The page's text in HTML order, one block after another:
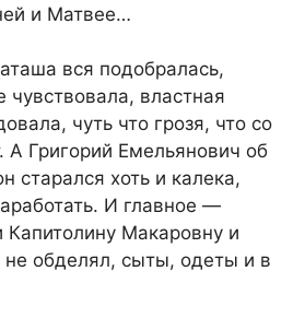
и Матвее…
вся подобралась,
чувствовала, властная
чуть что грозя, что со
А Григорий Емельянович об
старался хоть и калека,
И главное —
Макаровну и
не обделял, сыты, одеты и в